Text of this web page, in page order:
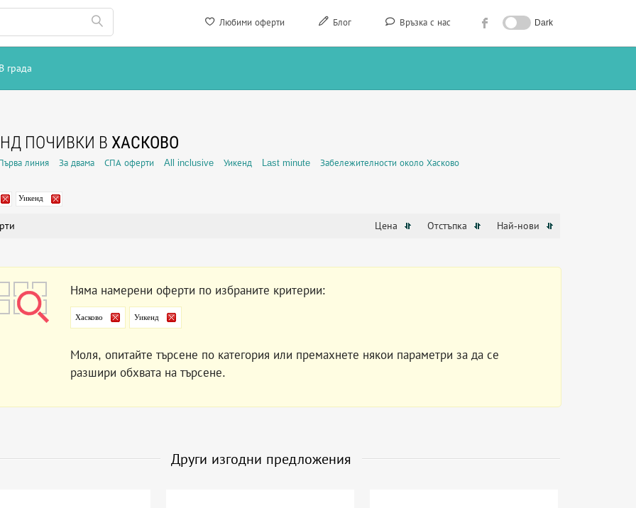
Любими оферти Блог Връзка с нас Dark
В града
ПОЧИВКИ В ХАСКОВО
линия За двама СПА оферти All inclusive Уикенд Last minute Забележителности около Хасково
Уикенд
Цена Отстъпка Най-нови
Няма намерени оферти по избраните критерии:
Хасково Уикенд
Моля, опитайте търсене по категория или премахнете някои параметри за да се
разшири обхвата на търсене.
Други изгодни предложения